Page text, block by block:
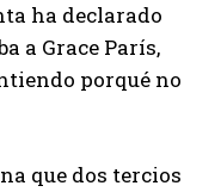
ha declarado
a Grace París,
porqué no
que dos tercios